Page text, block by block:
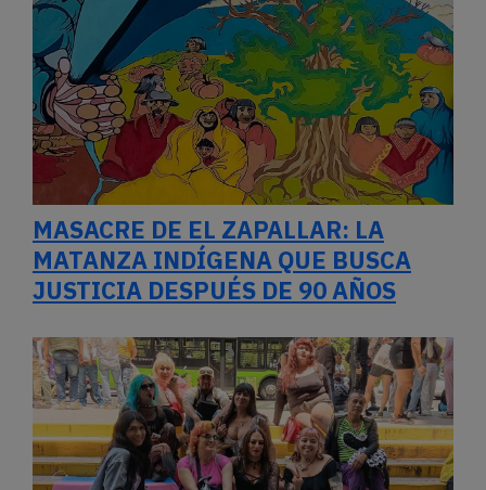
MASACRE DE EL ZAPALLAR: LA
MATANZA INDÍGENA QUE BUSCA
JUSTICIA DESPUÉS DE 90 AÑOS